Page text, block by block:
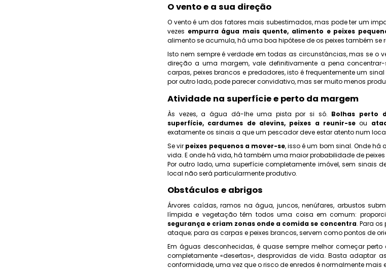
O vento e a sua direção
O vento é um dos fatores mais subestimados, mas pode ter um
vezes empurra água mais quente, alimento e peixes
alimento se acumula, há uma boa hipótese de os peixes também se
Isto nem sempre é verdade em todas as circunstâncias, mas se o
direção a uma margem, vale definitivamente a pena
carpas, peixes brancos e predadores, isto é frequentemente um
por outro lado, pode parecer convidativo, mas ser muito menos
Atividade na superfície e perto da margem
Às vezes, a água dá-lhe uma pista por si só. Bolhas perto
superfície, cardumes de alevins, peixes a reunir-se ou
exatamente os sinais a que um pescador deve estar atento num
Se vir peixes pequenos a mover-se, isso é um bom sinal. Onde há
vida. E onde há vida, há também uma maior probabilidade de
Por outro lado, uma superfície completamente imóvel, sem sinais
local não será particularmente produtivo.
Obstáculos e abrigos
Árvores caídas, ramos na água, juncos, nenúfares, arbustos
límpida e vegetação têm todos uma coisa em comum:
segurança e criam zonas onde a comida se concentra. Para
ataque; para as carpas e peixes brancos, servem como pontos de
Em águas desconhecidas, é quase sempre melhor começar
completamente «desertas», desprovidas de vida. Basta adaptar
conformidade, uma vez que o risco de enredos é normalmente mais